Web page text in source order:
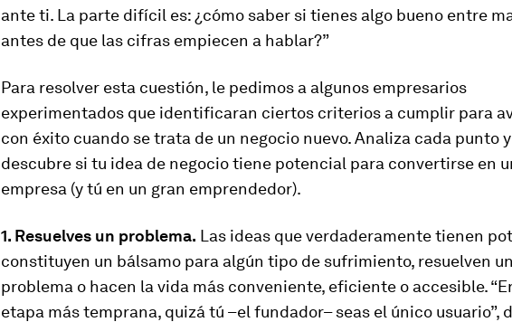
ante ti. La parte difícil es: ¿cómo saber si tienes algo bueno entre
antes de que las cifras empiecen a hablar?”
Para resolver esta cuestión, le pedimos a algunos empresarios
experimentados que identificaran ciertos criterios a cumplir para
con éxito cuando se trata de un negocio nuevo. Analiza cada punto y
descubre si tu idea de negocio tiene potencial para convertirse en
empresa (y tú en un gran emprendedor).
1. Resuelves un problema. Las ideas que verdaderamente tienen
constituyen un bálsamo para algún tipo de sufrimiento, resuelven un
problema o hacen la vida más conveniente, eficiente o accesible.
etapa más temprana, quizá tú –el fundador– seas el único usuario”,